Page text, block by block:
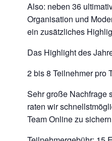
Also: neben 36
Organisation und
ein zusätzliches
Das Highlight des
2 bis 8 Teilnehmer pro
Sehr große Nachfrage
raten wir
Team Online zu